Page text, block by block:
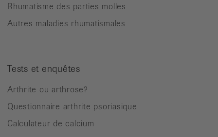
Rhumatisme des parties molles
Autres maladies rhumatismales
Tests et enquêtes
Arthrite ou arthrose?
Questionnaire arthrite psoriasique
Calculateur de calcium